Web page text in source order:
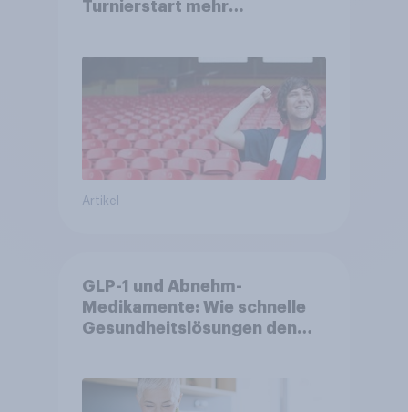
Turnierstart mehr
Artikel
GLP-1 und Abnehm-
Medikamente: Wie schnelle
Gesundheitslösungen den